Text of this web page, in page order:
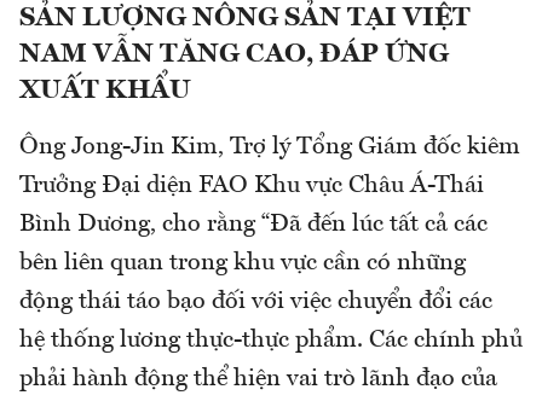
SẢN LƯỢNG NÔNG SẢN TẠI VIỆT
NAM VẪN TĂNG CAO, ĐÁP ỨNG
XUẤT KHẨU
Ông Jong-Jin Kim, Trợ lý Tổng Giám đốc kiêm
Trưởng Đại diện FAO Khu vực Châu Á-Thái
Bình Dương, cho rằng “Đã đến lúc tất cả các
bên liên quan trong khu vực cần có những
động thái táo bạo đối với việc chuyển đổi các
hệ thống lương thực-thực phẩm. Các chính phủ
phải hành động thể hiện vai trò lãnh đạo của